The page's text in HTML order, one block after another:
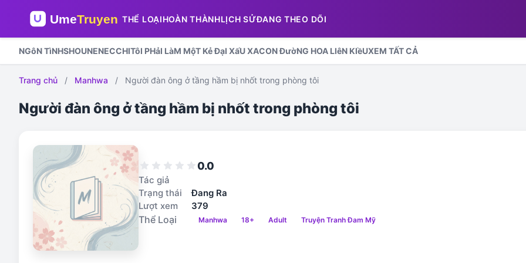
THỂ LOẠIHOÀN THÀNHLỊCH SỬĐANG THEO DÕI
NGôN TìNHSHOUNENECCHITôI PHảI LàM MộT Kẻ ĐạI XấU XACON ĐườNG HOA LIêN KIềUXEM TẤT CẢ
Trang chủ / Manhwa / Người đàn ông ở tầng hầm bị nhốt trong phòng tôi
Người đàn ông ở tầng hầm bị nhốt trong phòng tôi
star star star star star0.0
Tác giả
Trạng thái
Đang Ra
Lượt xem
379
Thể Loại Manhwa 18+ Adult Truyện Tranh Đam Mỹ